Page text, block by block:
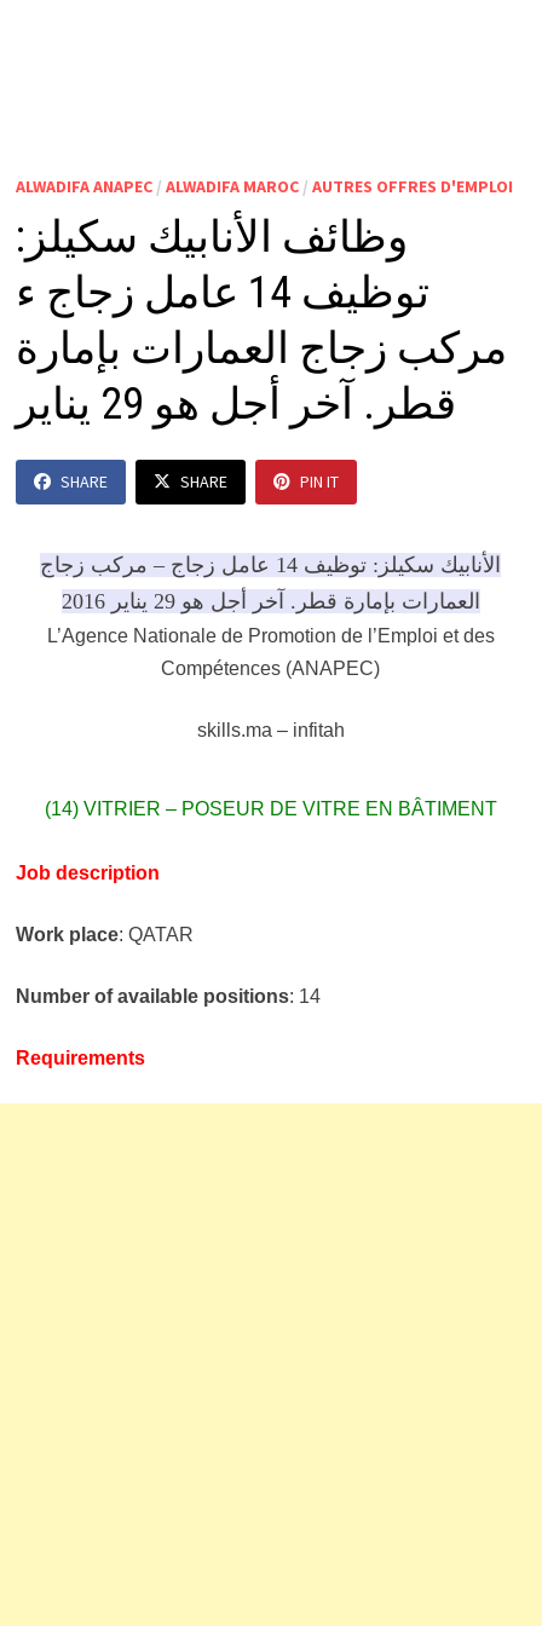
ALWADIFA ANAPEC/ ALWADIFA MAROC/ AUTRES OFFRES D'EMPLOI
وظائف الأنابيك سكيلز:
توظيف 14 عامل زجاج ء
مركب زجاج العمارات بإمارة
قطر. آخر أجل هو 29 يناير
SHARE SHARE PIN IT
الأنابيك سكيلز: توظيف 14 عامل زجاج – مركب زجاج
العمارات بإمارة قطر. آخر أجل هو 29 يناير 2016
L’Agence Nationale de Promotion de l’Emploi et des
Compétences (ANAPEC)
skills.ma – infitah
(14) VITRIER – POSEUR DE VITRE EN BÂTIMENT
Job description
Work place: QATAR
Number of available positions: 14
Requirements